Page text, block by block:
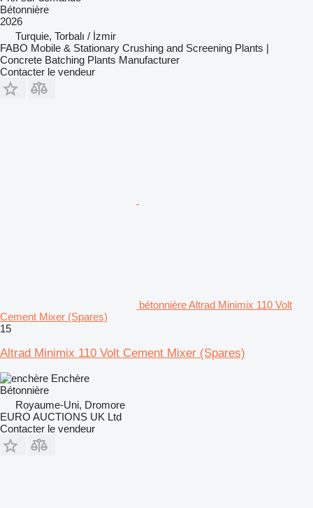
Bétonnière
2026
Turquie, Torbalı / İzmir
FABO Mobile & Stationary Crushing and Screening Plants |
Concrete Batching Plants Manufacturer
Contacter le vendeur
bétonnière Altrad Minimix 110 Volt
Cement Mixer (Spares)
15
Altrad Minimix 110 Volt Cement Mixer (Spares)
Enchère
Bétonnière
Royaume-Uni, Dromore
EURO AUCTIONS UK Ltd
Contacter le vendeur